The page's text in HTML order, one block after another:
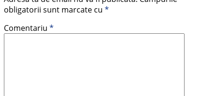
obligatorii sunt marcate cu *
Comentariu *